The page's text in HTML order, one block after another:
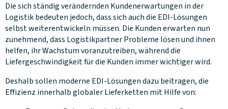
Die sich ständig verändernden Kundenerwartungen in der
Logistik bedeuten jedoch, dass sich auch die EDI-Lösungen
selbst weiterentwickeln müssen. Die Kunden erwarten nun
zunehmend, dass Logistikpartner Probleme lösen und ihnen
helfen, ihr Wachstum voranzutreiben, während die
Liefergeschwindigkeit für die Kunden immer wichtiger wird.
Deshalb sollen moderne EDI-Lösungen dazu beitragen, die
Effizienz innerhalb globaler Lieferketten mit Hilfe von: